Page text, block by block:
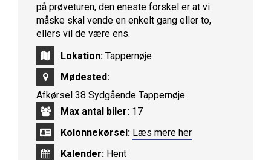
på prøveturen, den eneste forskel er at vi
måske skal vende en enkelt gang eller to,
ellers vil de være ens.
Lokation: Tappernøje
Mødested:
Afkørsel 38 Sydgående Tappernøje
Max antal biler: 17
Kolonnekørsel: Læs mere her
Kalender: Hent